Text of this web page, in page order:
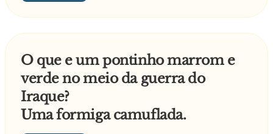
O que e um pontinho marrom e
verde no meio da guerra do
Iraque?
Uma formiga camuflada.